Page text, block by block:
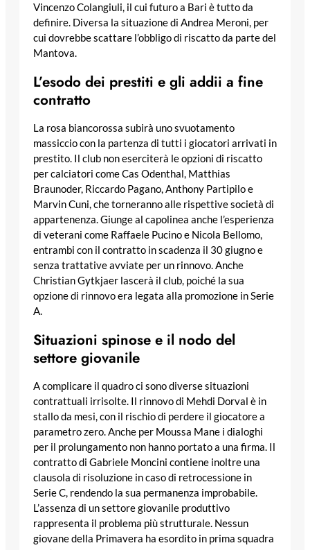
Vincenzo Colangiuli, il cui futuro a Bari è tutto da
definire. Diversa la situazione di Andrea Meroni, per
cui dovrebbe scattare l’obbligo di riscatto da parte del
Mantova.
L’esodo dei prestiti e gli addii a fine
contratto
La rosa biancorossa subirà uno svuotamento
massiccio con la partenza di tutti i giocatori arrivati in
prestito. Il club non eserciterà le opzioni di riscatto
per calciatori come Cas Odenthal, Matthias
Braunoder, Riccardo Pagano, Anthony Partipilo e
Marvin Cuni, che torneranno alle rispettive società di
appartenenza. Giunge al capolinea anche l’esperienza
di veterani come Raffaele Pucino e Nicola Bellomo,
entrambi con il contratto in scadenza il 30 giugno e
senza trattative avviate per un rinnovo. Anche
Christian Gytkjaer lascerà il club, poiché la sua
opzione di rinnovo era legata alla promozione in Serie
A.
Situazioni spinose e il nodo del
settore giovanile
A complicare il quadro ci sono diverse situazioni
contrattuali irrisolte. Il rinnovo di Mehdi Dorval è in
stallo da mesi, con il rischio di perdere il giocatore a
parametro zero. Anche per Moussa Mane i dialoghi
per il prolungamento non hanno portato a una firma. Il
contratto di Gabriele Moncini contiene inoltre una
clausola di risoluzione in caso di retrocessione in
Serie C, rendendo la sua permanenza improbabile.
L’assenza di un settore giovanile produttivo
rappresenta il problema più strutturale. Nessun
giovane della Primavera ha esordito in prima squadra